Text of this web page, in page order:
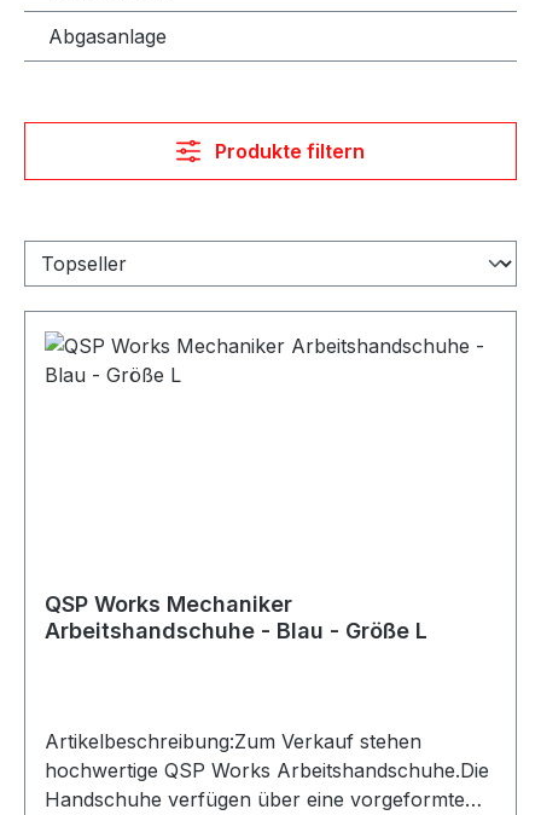
Abgasanlage
Produkte filtern
QSP Works Mechaniker
Arbeitshandschuhe - Blau - Größe L
Artikelbeschreibung:Zum Verkauf stehen
hochwertige QSP Works Arbeitshandschuhe.Die
Handschuhe verfügen über eine vorgeformte